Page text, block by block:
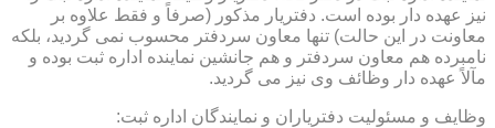
نیز عهده دار بوده است. دفتریار مذكور (صرفاً و فقط علاوه بر
معاونت در این حالت) تنها معاون سردفتر محسوب نمی گردید، بلكه
نامبرده هم معاون سردفتر و هم جانشین نماینده اداره ثبت بوده و
مآلاً عهده دار وظائف وی نیز می گردید.
وظایف و مسئولیت دفتریاران و نمایندگان اداره ثبت: